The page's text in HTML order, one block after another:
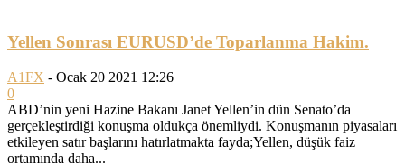
Yellen Sonrası EURUSD’de Toparlanma Hakim.
A1FX - Ocak 20 2021 12:26
0
ABD’nin yeni Hazine Bakanı Janet Yellen’in dün Senato’da
gerçekleştirdiği konuşma oldukça önemliydi. Konuşmanın piyasaları
etkileyen satır başlarını hatırlatmakta fayda;Yellen, düşük faiz
ortamında daha...